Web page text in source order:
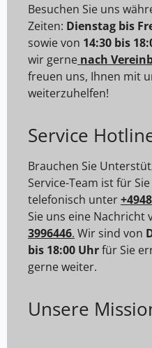
Besuchen Sie uns
Zeiten: Dienstag bis
sowie von 14:30 bis
wir gerne nach
freuen uns, Ihnen mit
weiterzuhelfen!
Service
Brauchen Sie
Service-Team ist für
telefonisch unter
Sie uns eine Nachricht
3996446. Wir sind von
bis 18:00 Uhrfür Sie
gerne weiter.
Unsere